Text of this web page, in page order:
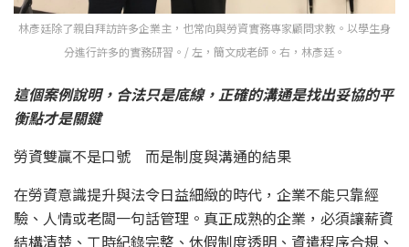
林彥廷除了親自拜訪許多企業主，也常向與勞資實務專家顧問求教。以學生身
分進行許多的實務研習。/ 左，簡文成老師。右，林彥廷。
這個案例說明，合法只是底線，正確的溝通是找出妥協的平
衡點才是關鍵
勞資雙贏不是口號 而是制度與溝通的結果
在勞資意識提升與法令日益細緻的時代，企業不能只靠經
驗、人情或老闆一句話管理。真正成熟的企業，必須讓薪資
結構清楚、工時紀錄完整、休假制度透明、資遣程序合規、